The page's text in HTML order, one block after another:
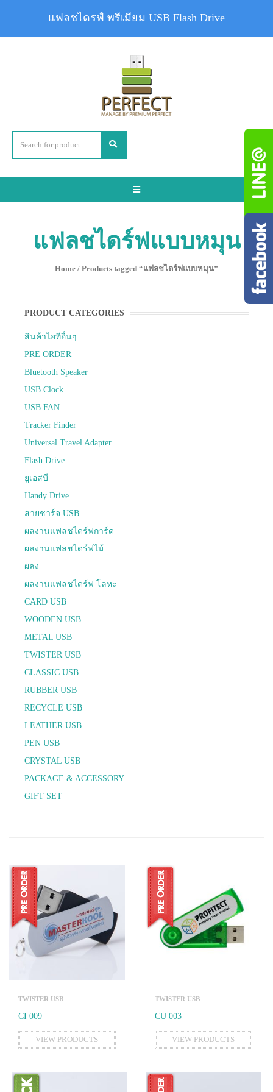
Toggle
แฟลชไดร์ฟแบบหมุน
Home / Products tagged “แฟลชไดร์ฟแบบหมุน”
PRODUCT CATEGORIES
สินค้าไอทีอื่นๆ
PRE ORDER
Bluetooth Speaker
USB Clock
USB FAN
Tracker Finder
Universal Travel Adapter
Flash Drive
ยูเอสบี
Handy Drive
สายชาร์จ USB
ผลงานแฟลชไดร์ฟการ์ด
ผลงานแฟลชไดร์ฟไม้
ผลง
ผลงานแฟลชไดร์ฟ โลหะ
CARD USB
WOODEN USB
METAL USB
TWISTER USB
CLASSIC USB
RUBBER USB
RECYCLE USB
LEATHER USB
PEN USB
CRYSTAL USB
PACKAGE & ACCESSORY
GIFT SET
TWISTER USB
CI 009
VIEW PRODUCTS
TWISTER USB
CU 003
VIEW PRODUCTS
แฟลชไดรฟ์ พรีเมียม USB Flash Drive